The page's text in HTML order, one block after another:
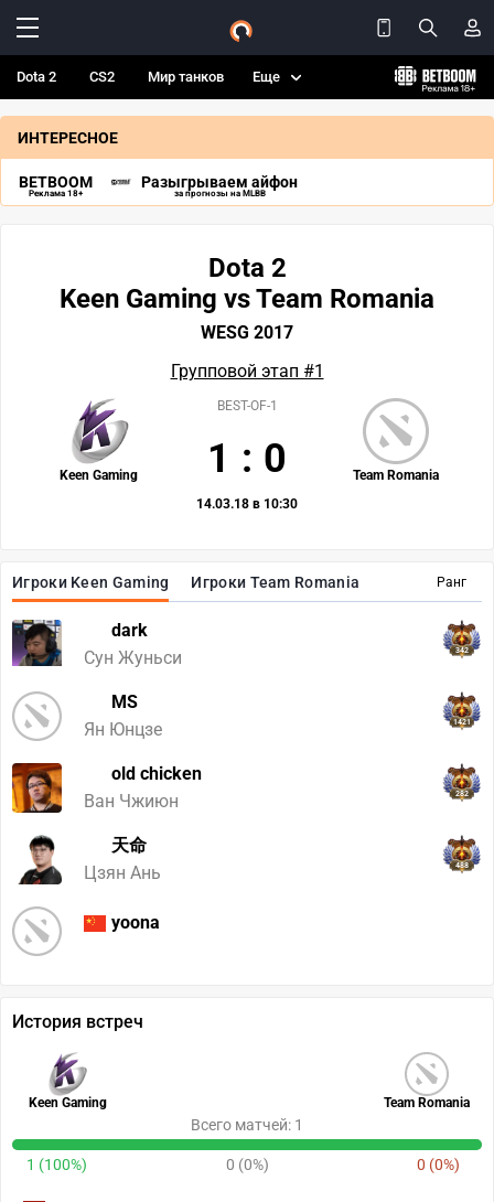
Dota 2 CS2 Мир танков Еще
ИНТЕРЕСНОЕ
BETBOOM
Реклама 18+
Разыгрываем айфон
за прогнозы на MLBB
Ранг
Игроки Keen Gaming Игроки Team Romania
dark
Сун Жуньси
342
MS
Ян Юнцзе
1421
old chicken
Ван Чжиюн
282
天命
Цзян Ань
488
yoona
Dota 2
Keen Gaming vs Team Romania
WESG 2017
Групповой этап #1
Keen Gaming Team Romania
BEST-OF-1
1 : 0
14.03.18 в 10:30
История встреч
Keen Gaming Team Romania
Всего матчей: 1
1 (100%) 0 (0%) 0 (0%)